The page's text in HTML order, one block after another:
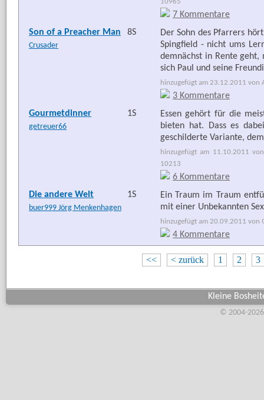
7 Kommentare
Son of a Preacher Man
Crusader
8S
Der Sohn des Pfarrers
Spingfield - nicht ums
demnächst in Rente geht,
sich Paul und seine
hinzugefügt am 23.12.2011 von
3 Kommentare
Gourmetdinner
getreuer66
1S
Essen gehört für die
bieten hat. Dass es
geschilderte Variante,
hinzugefügt am 11.10.2011
10213
6 Kommentare
Die andere Welt
buer999 Jörg Menkenhagen
1S
Ein Traum im Traum
mit einer Unbekannten
hinzugefügt am 20.09.2011 von
4 Kommentare
<< < zurück 1 2 3
Kleine
© 2004-